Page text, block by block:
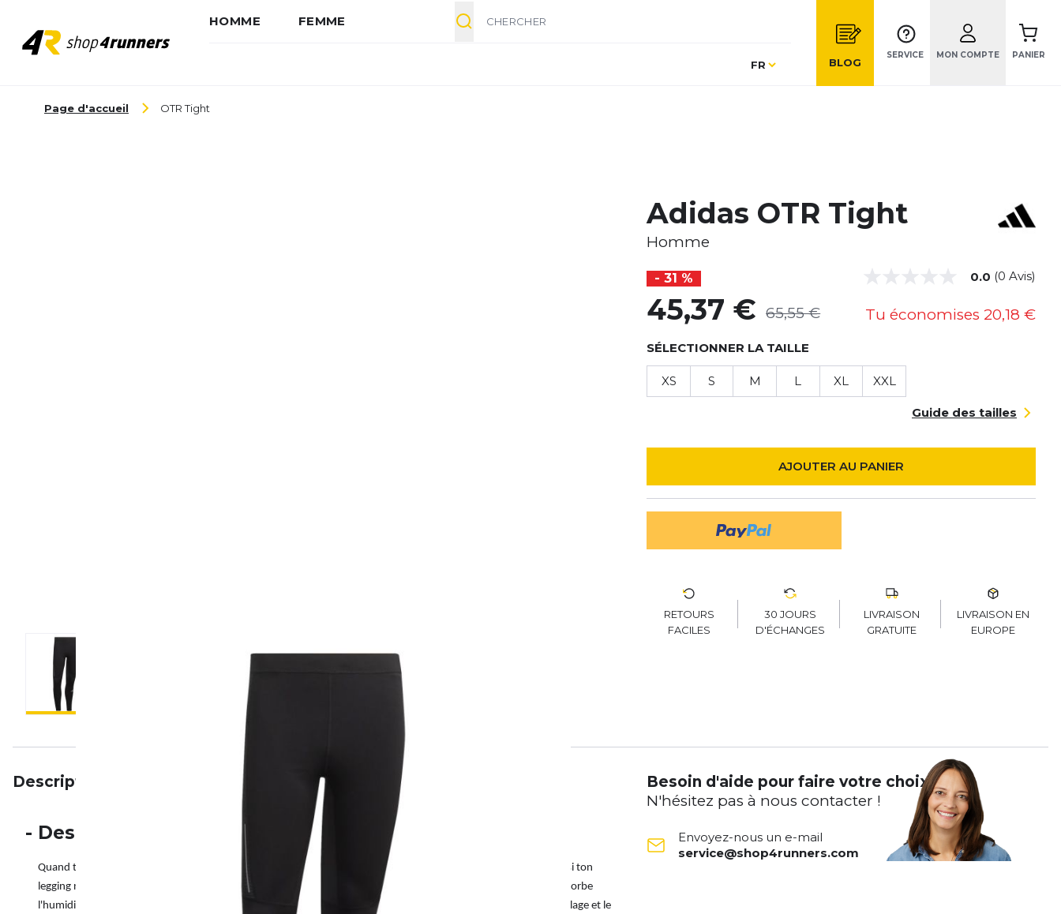
HOMME FEMME
Langue
FR BLOG
SERVICE MON COMPTE PANIER
Page d'accueil OTR Tight
Adidas OTR Tight
Homme
- 31 % 0.0 (0 Avis)
45,37 € 65,55 € Tu économises 20,18 €
SÉLECTIONNER LA TAILLE
XS S M L XL XXL
Guide des tailles
AJOUTER AU PANIER
RETOURS
FACILES
30 JOURS
D'ÉCHANGES
LIVRAISON
GRATUITE
LIVRAISON EN
EUROPE
Description
- Description
Quand tu cours, il s'agit d'être à l'aise, même quand tu repousses tes limites. Mais comment peux-tu être à l'aise si ton
legging ne l'est pas ? Avec sa coupe ajustée, sa taille avec cordon de serrage et sa technologie AEROREADY qui absorbe
l'humidité, ce legging adidas est ton compagnon idéal. Les fermetures éclair au niveau de la cheville facilitent l'enfilage et le
Besoin d'aide pour faire votre choix ?
N'hésitez pas à nous contacter !
Envoyez-nous un e-mail
service@shop4runners.com